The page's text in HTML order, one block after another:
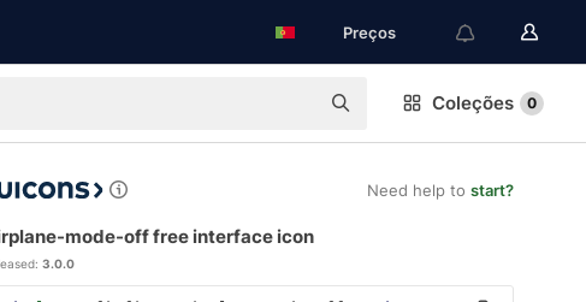
Preços
Coleções 0
Need help to start?
mode-off free interface icon
3.0.0